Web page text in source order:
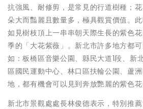
抗強風、耐修剪，是常見的行道樹種；
朵大而豔麗且數量多，極具觀賞價值。
如見樹枝頂上一串串朝天際生長的紫色
季的「大花紫薇」。新北市許多地方都
如：板橋區音樂公園、縣民大道1段、新
區國民運動中心、林口區扶輪公園、蘆
地，都有機會可以見到奔放艷麗的紫色花
新北市景觀處處長林俊德表示，特別推